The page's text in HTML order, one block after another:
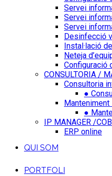
Servei
Servei
Servei
Desinfecció
Instal·lació
Neteja
Configuració
CONSULTORIA /
Consultoria
●
●
IP MANAGER /
ERP online
QUI SOM
PORTFOLI